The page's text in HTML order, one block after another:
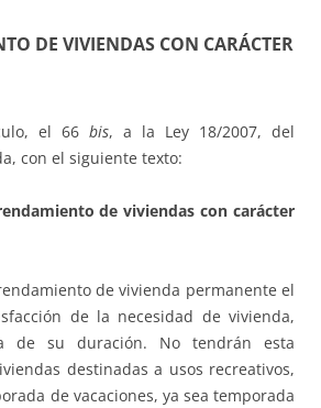
DE VIVIENDAS CON CARÁCTER
el 66 bis, a la Ley 18/2007, del
con el siguiente texto:
de viviendas con carácter
de vivienda permanente el
de la necesidad de vivienda,
de su duración. No tendrán esta
destinadas a usos recreativos,
de vacaciones, ya sea temporada